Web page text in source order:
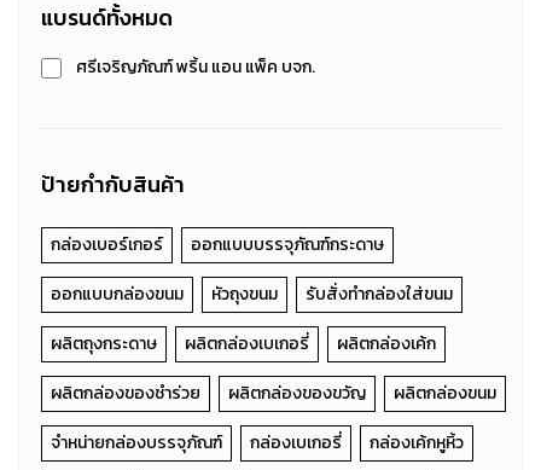
แบรนด์ทั้งหมด
ศรีเจริญภัณฑ์ พริ้น แอน แพ็ค บจก.
ป้ายกำกับสินค้า
กล่องเบอร์เกอร์
ออกแบบบรรจุภัณฑ์กระดาษ
ออกแบบกล่องขนม
หัวถุงขนม
รับสั่งทำกล่องใส่ขนม
ผลิตถุงกระดาษ
ผลิตกล่องเบเกอรี่
ผลิตกล่องเค้ก
ผลิตกล่องของชำร่วย
ผลิตกล่องของขวัญ
ผลิตกล่องขนม
จำหน่ายกล่องบรรจุภัณฑ์
กล่องเบเกอรี่
กล่องเค้กหูหิ้ว